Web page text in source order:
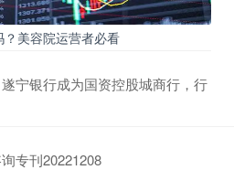
美容院运营者必看
宁银行成为国资控股城商行，行
专刊20221208